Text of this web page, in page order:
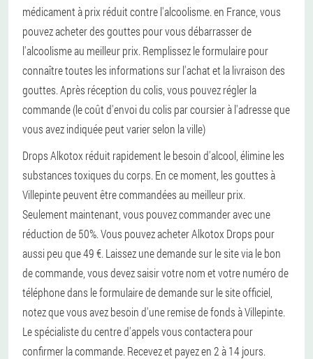
médicament à prix réduit contre l'alcoolisme. en France, vous
pouvez acheter des gouttes pour vous débarrasser de
l'alcoolisme au meilleur prix. Remplissez le formulaire pour
connaître toutes les informations sur l'achat et la livraison des
gouttes. Après réception du colis, vous pouvez régler la
commande (le coût d'envoi du colis par coursier à l'adresse que
vous avez indiquée peut varier selon la ville)
Drops Alkotox réduit rapidement le besoin d'alcool, élimine les
substances toxiques du corps. En ce moment, les gouttes à
Villepinte peuvent être commandées au meilleur prix.
Seulement maintenant, vous pouvez commander avec une
réduction de 50%. Vous pouvez acheter Alkotox Drops pour
aussi peu que 49 €. Laissez une demande sur le site via le bon
de commande, vous devez saisir votre nom et votre numéro de
téléphone dans le formulaire de demande sur le site officiel,
notez que vous avez besoin d'une remise de fonds à Villepinte.
Le spécialiste du centre d'appels vous contactera pour
confirmer la commande. Recevez et payez en 2 à 14 jours.